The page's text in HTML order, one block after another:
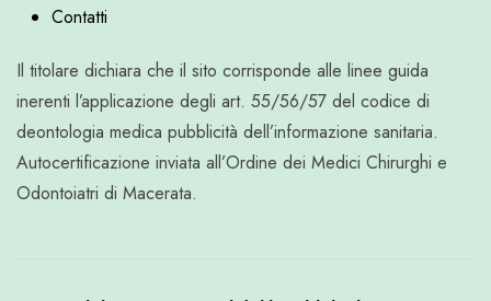
Contatti
Il titolare dichiara che il sito corrisponde alle linee guida
inerenti l’applicazione degli art. 55/56/57 del codice di
deontologia medica pubblicità dell’informazione sanitaria.
Autocertificazione inviata all’Ordine dei Medici Chirurghi e
Odontoiatri di Macerata.